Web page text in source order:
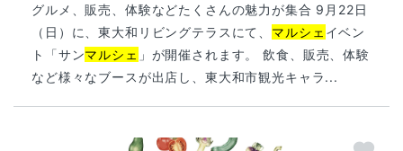
グルメ、販売、体験などたくさんの魅力が集合 9月22日
（日）に、東大和リビングテラスにて、 マルシェ イベン
ト「サンマルシェ 」が開催されます。 飲食、販売、体験
など様々なブースが出店し、東大和市観光キャラ...